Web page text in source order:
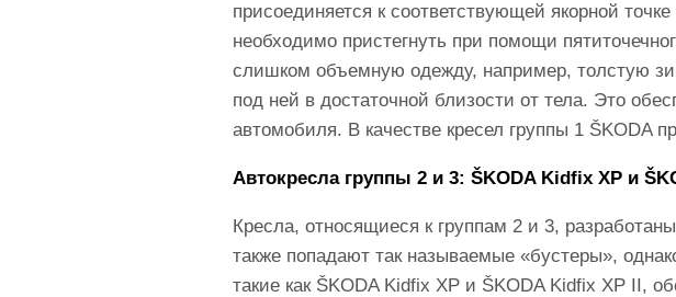
присоединяется к соответствующей якорной
необходимо пристегнуть при помощи
слишком объемную одежду, например, толстую
под ней в достаточной близости от тела. Это
автомобиля. В качестве кресел группы 1 ŠKODA
Автокресла группы 2 и 3: ŠKODA Kidfix XP и
Кресла, относящиеся к группам 2 и 3,
также попадают так называемые «бустеры»,
такие как ŠKODA Kidfix XP и ŠKODA Kidfix XP II,